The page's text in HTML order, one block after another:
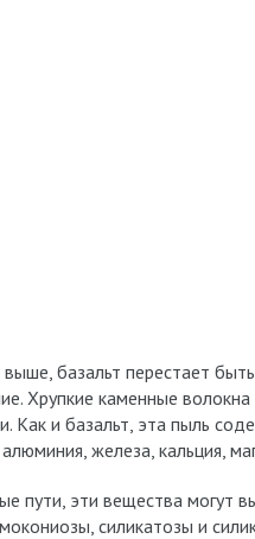
базальт перестает
Хрупкие каменные
Как и базальт, эта пыль
железа, кальция,
пути, эти вещества могут
силикатозы и